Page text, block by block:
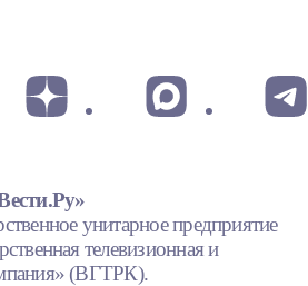
унитарное предприятие
телевизионная и
(ВГТРК).